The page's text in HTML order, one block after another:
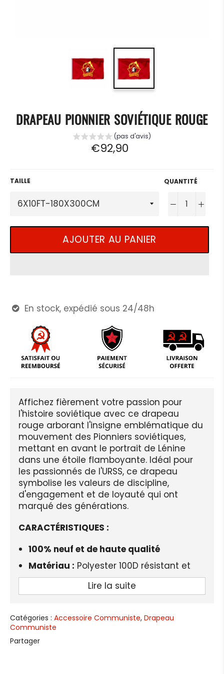
DRAPEAU PIONNIER SOVIÉTIQUE ROUGE
(pas d'avis)
Prix
régulier
€92,90
TAILLE QUANTITÉ
− +
AJOUTER AU PANIER
 En stock, expédié sous 24/48h
Affichez fièrement votre passion pour
l'histoire soviétique avec ce drapeau
rouge arborant l'insigne emblématique du
mouvement des Pionniers soviétiques,
mettant en avant le portrait de Lénine
dans une étoile flamboyante. Idéal pour
les passionnés de l'URSS, ce drapeau
symbolise les valeurs de discipline,
d'engagement et de loyauté qui ont
marqué des générations.
CARACTÉRISTIQUES :
100% neuf et de haute qualité
Matériau : Polyester 100D résistant et
léger
Taille :90x150 cm (3x5 FT) ou
Impression :Impression numérique
simple face
Lire la suite
Catégories : Accessoire Communiste, Drapeau
Communiste
Partager